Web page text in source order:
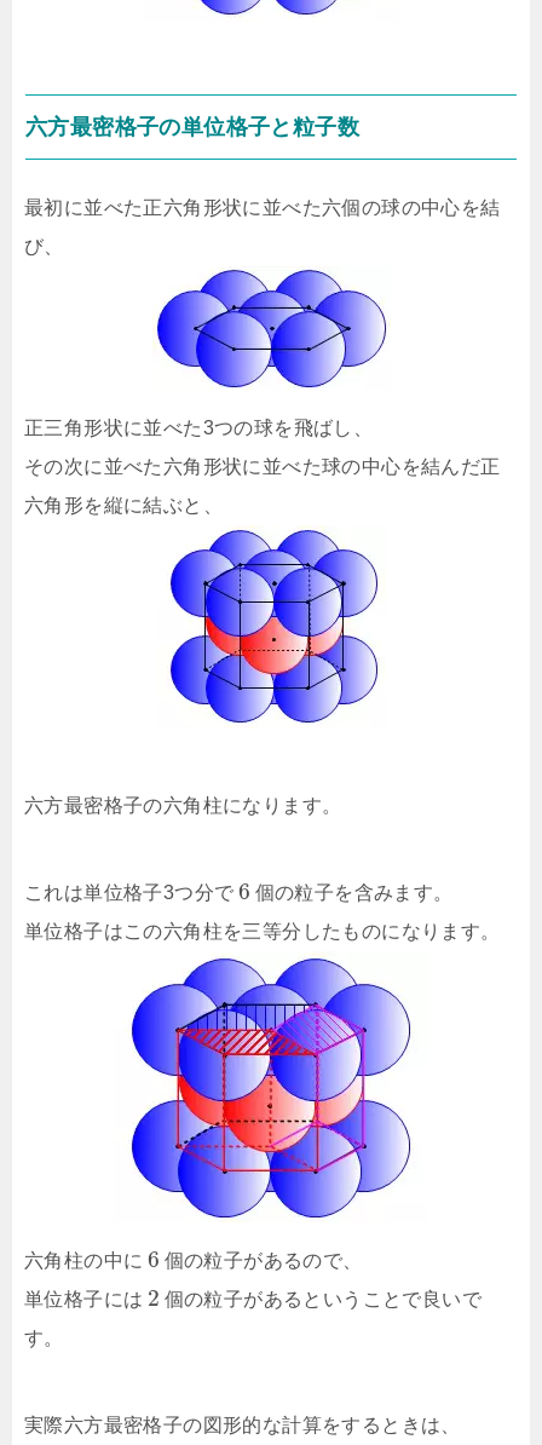
六方最密格子の単位格子と粒子数
最初に並べた正六角形状に並べた六個の球の中心を結
び、
正三角形状に並べた3つの球を飛ばし、
その次に並べた六角形状に並べた球の中心を結んだ正
六角形を縦に結ぶと、
六方最密格子の六角柱になります。
これは単位格子3つ分で 6 個の粒子を含みます。
単位格子はこの六角柱を三等分したものになります。
六角柱の中に 6 個の粒子があるので、
単位格子には 2 個の粒子があるということで良いで
す。
実際六方最密格子の図形的な計算をするときは、